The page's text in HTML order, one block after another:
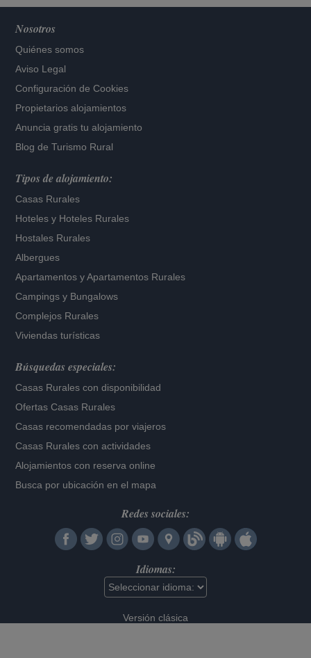
Nosotros
Quiénes somos
Aviso Legal
Configuración de Cookies
Propietarios alojamientos
Anuncia gratis tu alojamiento
Blog de Turismo Rural
Tipos de alojamiento:
Casas Rurales
Hoteles y Hoteles Rurales
Hostales Rurales
Albergues
Apartamentos yApartamentos Rurales
Campings y Bungalows
Complejos Rurales
Viviendas turísticas
Búsquedas especiales:
Casas Rurales con disponibilidad
Ofertas Casas Rurales
Casas recomendadas por viajeros
Casas Rurales con actividades
Alojamientos con reserva online
Busca por ubicación en el mapa
Redes sociales:
Idiomas:
Versión clásica